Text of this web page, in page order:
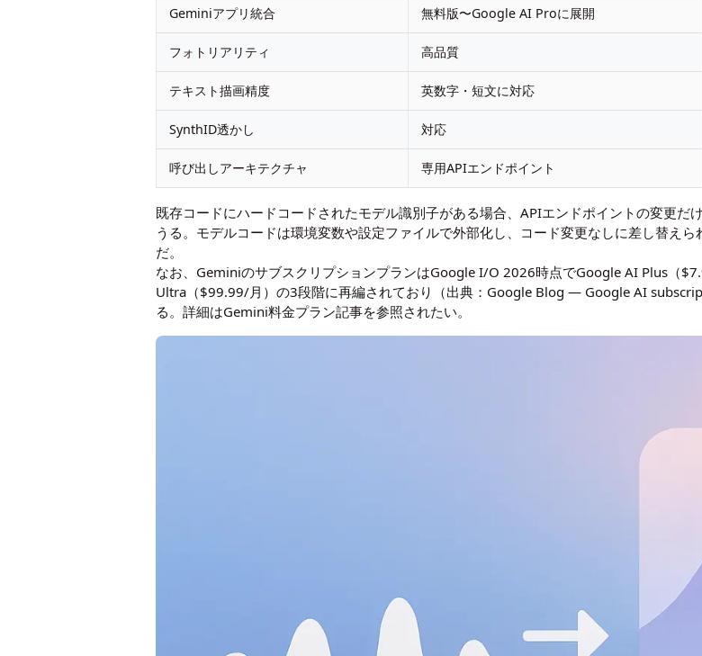
Geminiアプリ統合 無料版〜Google AI Proに展開
フォトリアリティ 高品質
テキスト描画精度 英数字・短文に対応
SynthID透かし 対応
呼び出しアーキテクチャ 専用APIエンドポイント
既存コードにハードコードされたモデル識別子がある場合、APIエンドポイントの変更だ
うる。モデルコードは環境変数や設定ファイルで外部化し、コード変更なしに差し替え
だ。
なお、GeminiのサブスクリプションプランはGoogle I/O 2026時点でGoogle AI Plus（
Ultra（$99.99/月）の3段階に再編されており（出典： Google Blog — Google AI
る。詳細はGemini料金プラン記事を参照されたい。